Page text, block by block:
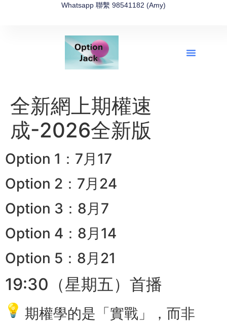
Whatsapp 聯繫 98541182 (Amy)
全新網上期權速
成-2026全新版
Option 1：7月17
Option 2：7月24
Option 3：8月7
Option 4：8月14
Option 5：8月21
19:30（星期五）首播
期權學的是「實戰」，而非